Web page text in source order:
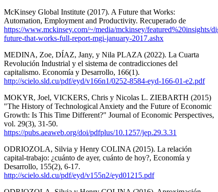
McKinsey Global Institute (2017). A Future that Works:
Automation, Employment and Productivity. Recuperado de
https://www.mckinsey.com/~/media/mckinsey/featured%20insights/
future-that-works-full-report-mgi-january-2017.ashx
MEDINA, Zoe, DÍAZ, Jany, y Nila PLAZA (2022). La Cuarta
Revolución Industrial y el sistema de contradicciones del
capitalismo. Economía y Desarrollo, 166(1).
http://scielo.sld.cu/pdf/eyd/v166n1/0252-8584-eyd-166-01-e2.pdf
MOKYR, Joel, VICKERS, Chris y Nicolas L. ZIEBARTH (2015)
"The History of Technological Anxiety and the Future of Economic
Growth: Is This Time Different?" Journal of Economic Perspectives,
vol. 29(3), 31-50.
https://pubs.aeaweb.org/doi/pdfplus/10.1257/jep.29.3.31
ODRIOZOLA, Silvia y Henry COLINA (2015). La relación
capital-trabajo: ¿cuánto de ayer, cuánto de hoy?, Economía y
Desarrollo, 155(2), 6-17.
http://scielo.sld.cu/pdf/eyd/v155n2/eyd01215.pdf